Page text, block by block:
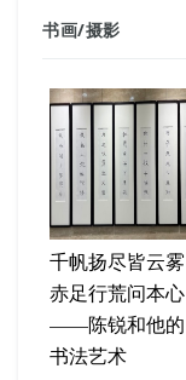
书画/摄影
千帆扬尽皆云雾
赤足行荒问本心
——陈锐和他的
书法艺术